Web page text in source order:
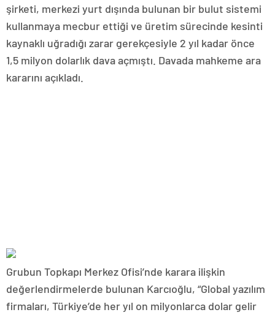
şirketi, merkezi yurt dışında bulunan bir bulut sistemi
kullanmaya mecbur ettiği ve üretim sürecinde kesinti
kaynaklı uğradığı zarar gerekçesiyle 2 yıl kadar önce
1,5 milyon dolarlık dava açmıştı. Davada mahkeme ara
kararını açıkladı.
Grubun Topkapı Merkez Ofisi’nde karara ilişkin
değerlendirmelerde bulunan Karcıoğlu, “Global yazılım
firmaları, Türkiye’de her yıl on milyonlarca dolar gelir